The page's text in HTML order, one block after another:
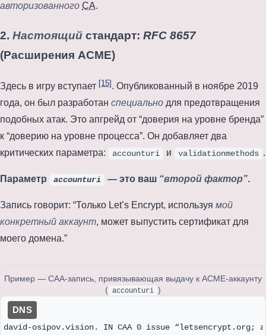
авторизованного CA.
2. Настоящий стандарт: RFC 8657
(Расширения ACME)
Здесь в игру вступает [15] . Опубликованный в ноябре 2019
года, он был разработан специально для предотвращения
подобных атак. Это апгрейд от “доверия на уровне бренда”
к “доверию на уровне процесса”. Он добавляет два
критических параметра:
accounturi и validationmethods .
Параметр accounturi — это ваш “второй фактор”.
Запись говорит: “Только Let’s Encrypt, используя мой
конкретный аккаунт, может выпустить сертификат для
моего домена.”
Пример — CAA-запись, привязывающая выдачу к ACME-аккаунту
( accounturi )
david-osipov.vision. IN CAA 0 issue “letsencrypt.org;